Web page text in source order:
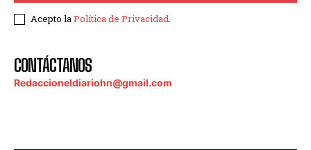
Acepto laPolítica de Privacidad.
CONTÁCTANOS
Redaccioneldiariohn@gmail.com